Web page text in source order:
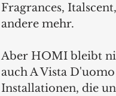
Fragrances,
andere mehr.
Aber HOMI bleibt
auch A Vista
Installationen, die